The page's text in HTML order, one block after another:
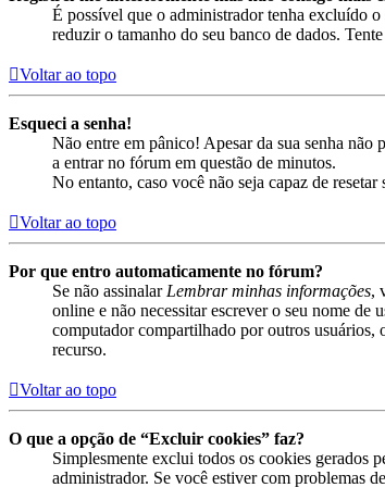
É possível que o administrador tenha excluído
reduzir o tamanho do seu banco de dados.
Voltar ao topo
Esqueci a senha!
Não entre em pânico! Apesar da sua senha não
a entrar no fórum em questão de minutos.
No entanto, caso você não seja capaz de
Voltar ao topo
Por que entro automaticamente no fórum?
Se não assinalar Lembrar minhas informações,
online e não necessitar escrever o seu nome de
computador compartilhado por outros usuários,
recurso.
Voltar ao topo
O que a opção de “Excluir cookies” faz?
Simplesmente exclui todos os cookies gerados
administrador. Se você estiver com problemas